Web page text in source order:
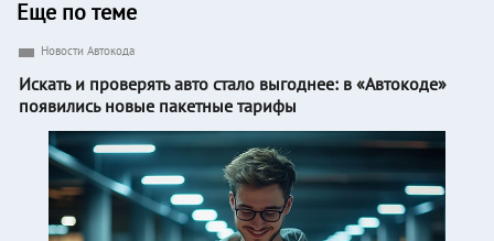
Еще по теме
Новости Автокода
Искать и проверять авто стало выгоднее: в «Автокоде»
появились новые пакетные тарифы